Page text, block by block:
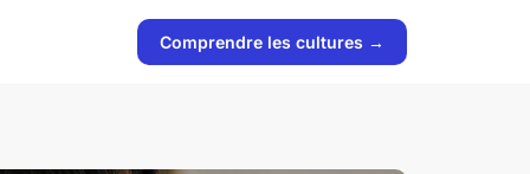
Comprendre les cultures →